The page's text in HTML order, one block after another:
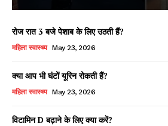
रोज रात 3 बजे पेशाब के लिए उठती हैं?
महिला स्वास्थ्य May 23, 2026
क्या आप भी घंटों यूरिन रोकती हैं?
महिला स्वास्थ्य May 23, 2026
विटामिन D बढ़ाने के लिए क्या करें?